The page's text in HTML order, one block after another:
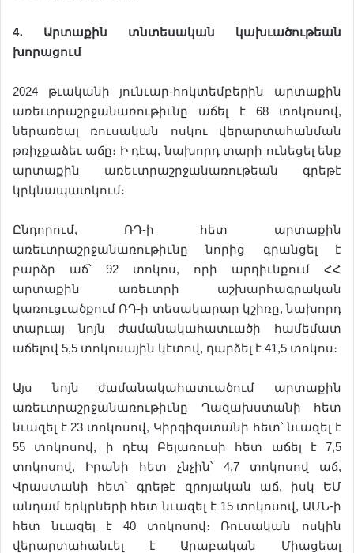
4․ Արտաքին տնտեսական կախւածութեան
խորացում
2024 թւականի յունւար-հոկտեմբերին արտաքին
առեւտրաշրջանառութիւնը աճել է 68 տոկոսով,
ներառեալ ռուսական ոսկու վերարտահանման
թռիչքաձեւ աճը։ Ի դէպ, նախորդ տարի ունեցել ենք
արտաքին առեւտրաշրջանառութեան գրեթէ
կրկնապատկում։
Ընդորում, ՌԴ-ի հետ արտաքին
առեւտրաշրջանառութիւնը նորից գրանցել է
բարձր աճ՝ 92 տոկոս, որի արդիւնքում ՀՀ
արտաքին առեւտրի աշխարհագրական
կառուցւածքում ՌԴ-ի տեսակարար կշիռը, նախորդ
տարւայ նոյն ժամանակահատւածի համեմատ
աճելով 5,5 տոկոսային կէտով, դարձել է 41,5 տոկոս։
Այս նոյն ժամանակահատւածում արտաքին
առեւտրաշրջանառութիւնը Ղազախստանի հետ
նւազել է 23 տոկոսով, Կիրգիզստանի հետ՝ նւազել է
55 տոկոսով, ի դէպ Բելառուսի հետ աճել է 7,5
տոկոսով, Իրանի հետ չնչին՝ 4,7 տոկոսով աճ,
Վրաստանի հետ՝ գրեթէ զրոյական աճ, իսկ ԵՄ
անդամ երկրների հետ նւազել է 15 տոկոսով, ԱՄՆ-ի
հետ նւազել է 40 տոկոսով։ Ռուսական ոսկին
վերարտահանւել է Արաբական Միացեալ